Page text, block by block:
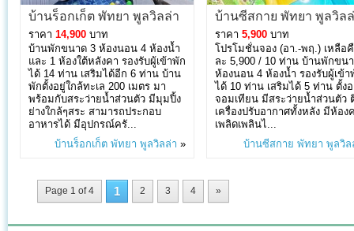
บ้านร็อกเก็ต พัทยา พูลวิลล่า
ราคา 14,900 บาท
บ้านพักขนาด 3 ห้องนอน 4 ห้องน้ำ
และ 1 ห้องใต้หลังคา รองรับผู้เข้าพัก
ได้ 14 ท่าน เสริมได้อีก 6 ท่าน บ้าน
พักตั้งอยู่ใกล้ทะเล 200 เมตร มา
พร้อมกับสระว่ายน้ำส่วนตัว มีมุมปิ้ง
ย่างใกล้ๆสระ สามารถประกอบ
อาหารได้ มีอุปกรณ์ครั...
บ้านร็อกเก็ต พัทยา พูลวิลล่า »
บ้านซีสกาย พัทยา พูลวิล
ราคา 5,900 บาท
โปรโมชั่นจอง (อา.-พฤ.) เหลือ
ละ 5,900 / 10 ท่าน บ้านพักขน
ห้องนอน 4 ห้องน้ำ รองรับผู้เข้า
ได้ 10 ท่าน เสริมได้ 5 ท่าน ตั้ง
จอมเทียน มีสระว่ายน้ำส่วนตัว
เครื่องปรับอากาศทั้งหลัง มีห้อง
เพลิดเพลินไ...
บ้านซีสกาย พัทยา พูลวิล
Page 1 of 4 1 2 3 4 »